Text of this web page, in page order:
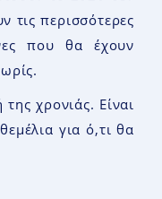
τις περισσότερες
που θα έχουν
χρονιάς. Είναι
για ό,τι θα